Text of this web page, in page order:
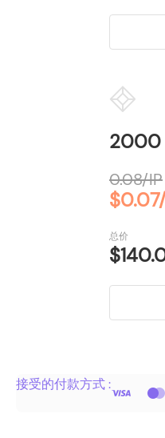
2000
0.08/IP
总价
接受的付款方式 :